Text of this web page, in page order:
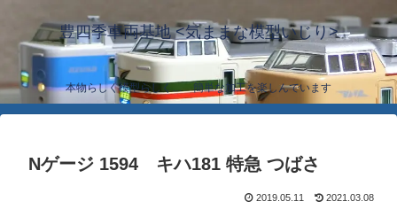
豊四季車両基地 <気ままな模型いじり>
本物らしく模型らしく… 簡単な加工を楽しんでいます
Nゲージ 1594 キハ181 特急 つばさ
2019.05.11 2021.03.08